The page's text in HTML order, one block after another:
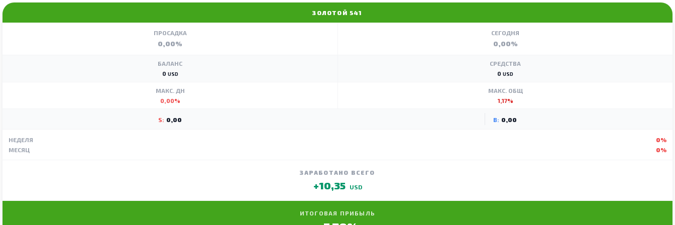
ЗОЛОТОЙ 541
ПРОСАДКА
0,00%
СЕГОДНЯ
0,00%
БАЛАНС
0 USD
СРЕДСТВА
0 USD
МАКС. ДН
0,00%
МАКС. ОБЩ
1,17%
S: 0,00 B: 0,00
НЕДЕЛЯ
0%
МЕСЯЦ
0%
ЗАРАБОТАНО ВСЕГО
+10,35 USD
ИТОГОВАЯ ПРИБЫЛЬ